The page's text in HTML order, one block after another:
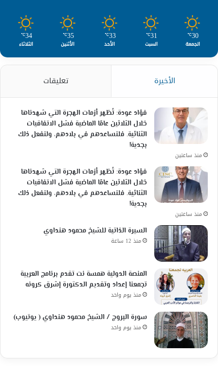
30
℃
الجمعة
31
℃
السبت
33
℃
الأحد
35
℃
الأثنين
34
℃
الثلاثاء
الأخيرة تعليقات
فؤاد عودة: تُظهر أزمات الهجرة التي شهدناها
خلال الثلاثين عامًا الماضية فشل الاتفاقيات
الثنائية. فلنساعدهم في بلادهم، ولنفعل ذلك
بجدية!
منذ ساعتين
فؤاد عودة: تُظهر أزمات الهجرة التي شهدناها
خلال الثلاثين عامًا الماضية فشل الاتفاقيات
الثنائية. فلنساعدهم في بلادهم، ولنفعل ذلك
بجدية!
منذ ساعتين
السيرة الذاتية للشيخ محمود هنداوي
منذ 12 ساعة
المنصة الدولية همسة نت تقدم برنامج العربية
تجمعنا إعداد وتقديم الدكتورة إشرق كرونه
منذ يوم واحد
سورة البروج / الشيخ محمود هنداوي ( يوتيوب)
منذ يوم واحد